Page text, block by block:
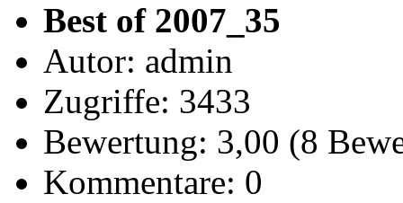
Best of 2007_35
Autor: admin
Zugriffe: 3433
Bewertung: 3,00 (8
Kommentare: 0